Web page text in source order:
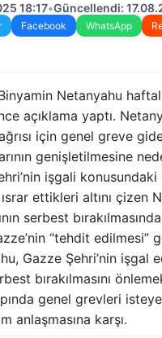
18:17•Güncellendi:
Facebook WhatsApp
Netanyahu
açıklama yaptı.
için genel greve
genişletilmesine
işgali konusundaki
ettikleri altını çizen
serbest
“tehdit edilmesi”
Gazze Şehri’nin işgal
bırakılmasını
genel grevleri
anlaşmasına karşı.